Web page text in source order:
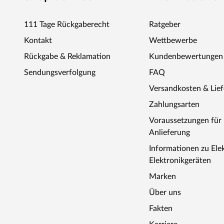
Stammlängen der verarbeiteten Bäume. Da die Maße
keinen Einfluss auf die Längen der Dielen nehmen.
Verlegung im offenen als auch im regelmäßigen
nicht unterschreiten.
111 Tage Rückgaberecht
Kontakt
Rückgabe & Reklamation
Sendungsverfolgung
Ratgeber
Wettbewerbe
Kundenbewertungen
FAQ
Versandkosten &
Zahlungsarten
Voraussetzungen für
Anlieferung
Informationen zu
Elektronikgeräten
Marken
Über uns
Fakten